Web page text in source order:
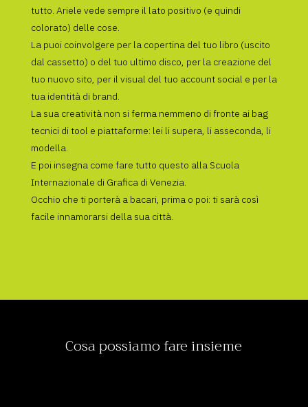
tutto. Ariele vede sempre il lato positivo (e quindi
colorato) delle cose.
La puoi coinvolgere per la copertina del tuo libro (uscito
dal cassetto) o del tuo ultimo disco, per la creazione del
tuo nuovo sito, per il visual del tuo account social e per la
tua identità di brand.
La sua creatività non si ferma nemmeno di fronte ai bag
tecnici di tool e piattaforme: lei li supera, li asseconda, li
modella.
E poi insegna come fare tutto questo alla Scuola
Internazionale di Grafica di Venezia.
Occhio che ti porterà a bacari, prima o poi: ti sarà così
facile innamorarsi della sua città.
Cosa possiamo fare insieme